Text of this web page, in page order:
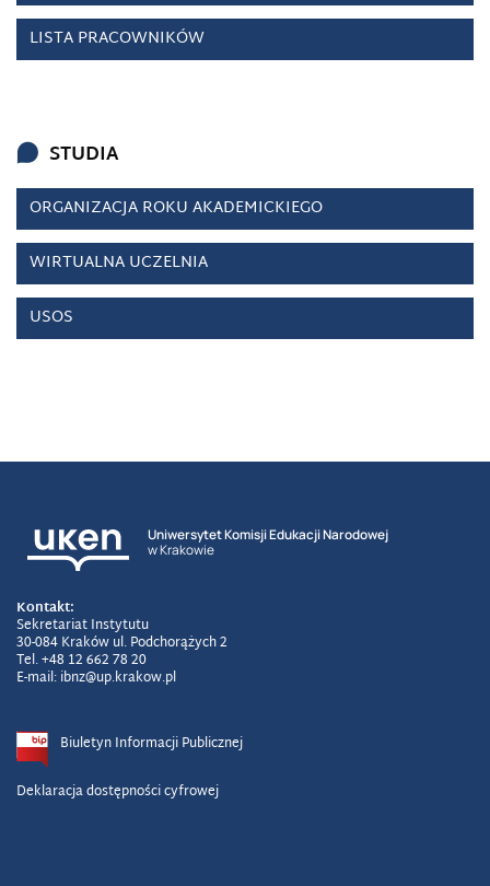
LISTA PRACOWNIKÓW
STUDIA
ORGANIZACJA ROKU AKADEMICKIEGO
WIRTUALNA UCZELNIA
USOS
Uniwersytet Komisji Edukacji Narodowej
w Krakowie
Kontakt:
Sekretariat Instytutu
30-084 Kraków ul. Podchorążych 2
Tel. +48 12 662 78 20
E-mail: ibnz@up.krakow.pl
Biuletyn Informacji Publicznej
Deklaracja dostępności cyfrowej